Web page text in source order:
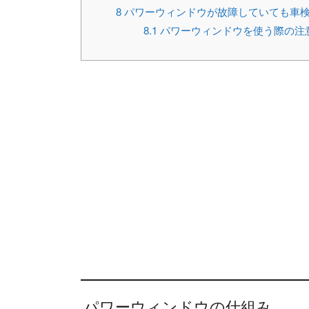
8パワーウィンドウが故障していても車
8.1 パワーウィンドウを使う際の注